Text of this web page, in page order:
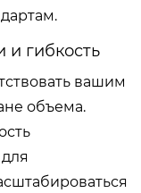
гибкость
вашим
объема.